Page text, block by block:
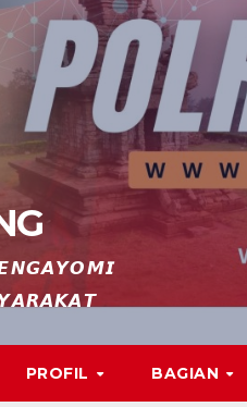
PROFIL BAGIAN